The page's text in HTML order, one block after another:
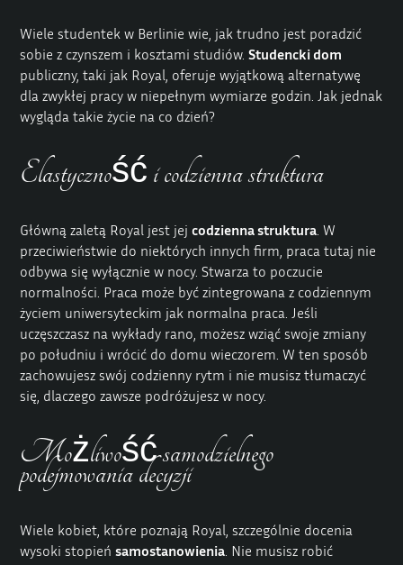
Wiele studentek w Berlinie wie, jak trudno jest poradzić
sobie z czynszem i kosztami studiów.Studencki dom
publiczny, taki jak Royal, oferuje wyjątkową alternatywę
dla zwykłej pracy w niepełnym wymiarze godzin. Jak jednak
wygląda takie życie na co dzień?
Elastyczność i codzienna struktura
Główną zaletą Royal jest jejcodzienna struktura . W
przeciwieństwie do niektórych innych firm, praca tutaj nie
odbywa się wyłącznie w nocy. Stwarza to poczucie
normalności. Praca może być zintegrowana z codziennym
życiem uniwersyteckim jak normalna praca. Jeśli
uczęszczasz na wykłady rano, możesz wziąć swoje zmiany
po południu i wrócić do domu wieczorem. W ten sposób
zachowujesz swój codzienny rytm i nie musisz tłumaczyć
się, dlaczego zawsze podróżujesz w nocy.
Możliwość samodzielnego
podejmowania decyzji
Wiele kobiet, które poznają Royal, szczególnie docenia
wysoki stopieńsamostanowienia . Nie musisz robić